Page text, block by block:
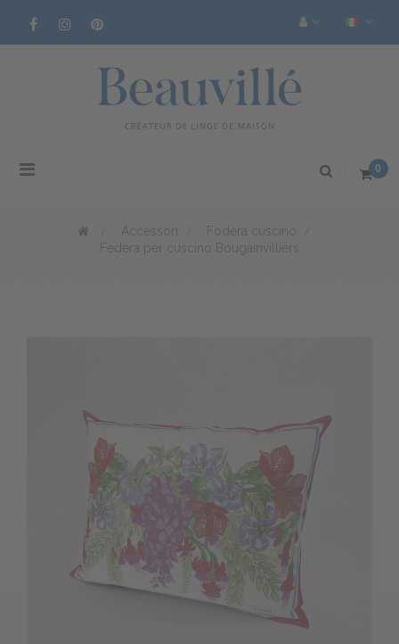
Navigazione
0
Accessori Fodera cuscino
Federa per cuscino Bougainvilliers